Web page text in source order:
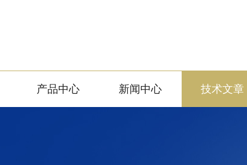
产品中心 新闻中心 技术文章